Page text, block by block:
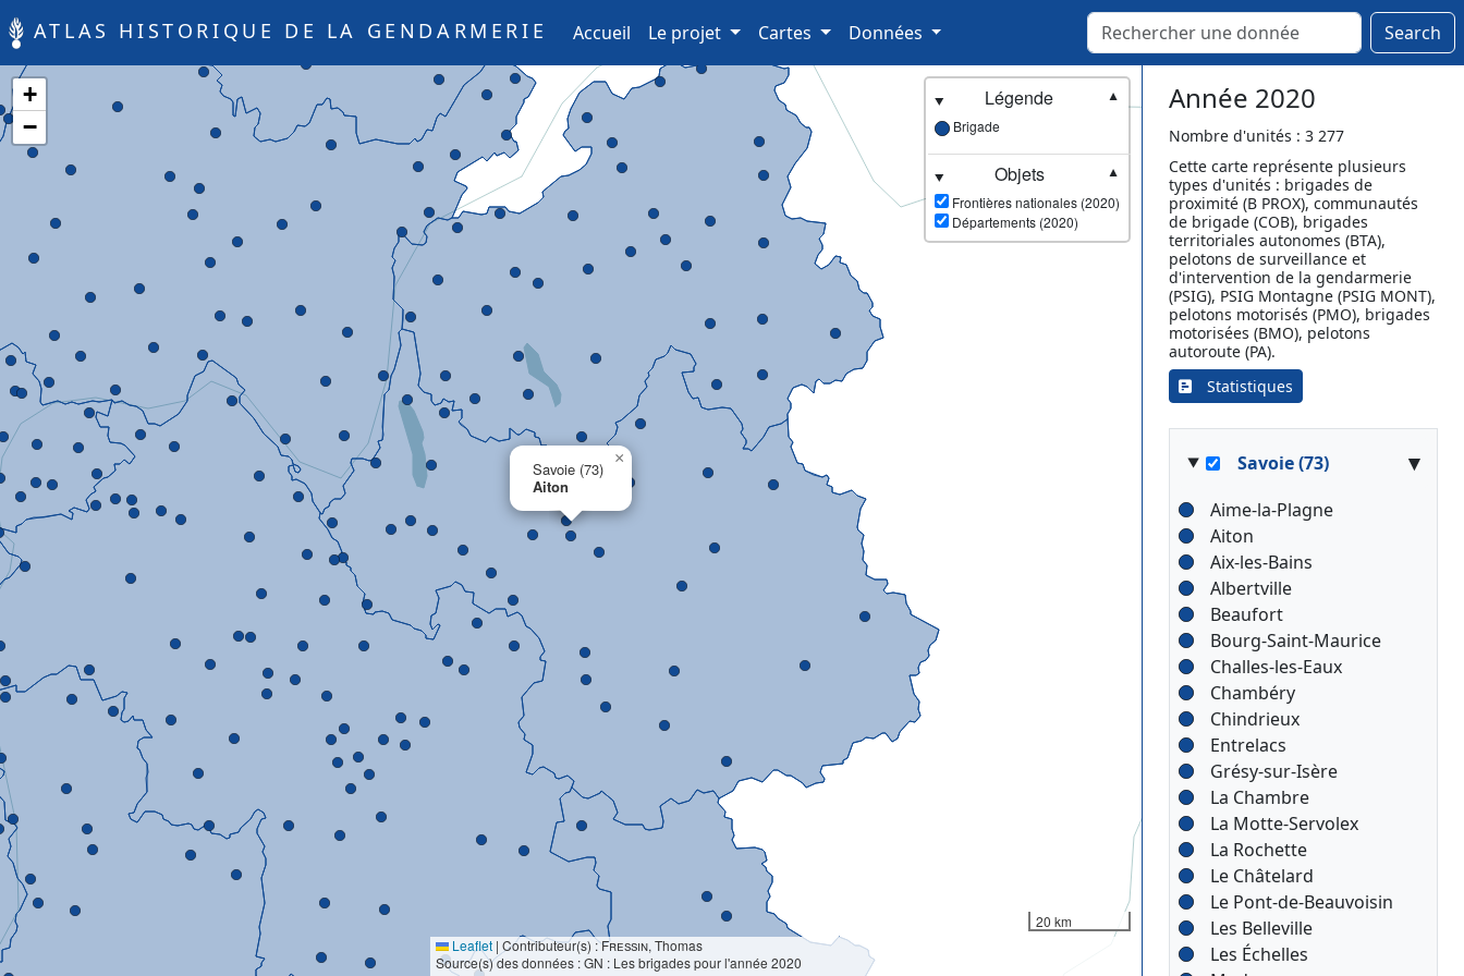
ATLAS HISTORIQUE DE LA GENDARMERIE Accueil (current)
Le projet Cartes Données Search
Savoie (73)
Aiton
×
+
−
Légende
▼
Brigade
Objets
▼
Frontières nationales (2020)
Départements (2020)
20 km
Leaflet | Contributeur(s) :Fressin, Thomas
Source(s) des données : GN : Les brigades pour l'année 2020
Année 2020
Nombre d'unités : 3 277
Cette carte représente plusieurs
types d'unités : brigades de
proximité (B PROX), communautés
de brigade (COB), brigades
territoriales autonomes (BTA),
pelotons de surveillance et
d'intervention de la gendarmerie
(PSIG), PSIG Montagne (PSIG MONT),
pelotons motorisés (PMO), brigades
motorisées (BMO), pelotons
autoroute (PA).
Statistiques
Mayet
Moncé-en-Belin
Montmirail
Noyen-sur-Sarthe
Oisseau-le-Petit
Parigné-l'Évêque
Pontvallain
Sablé-sur-Sarthe
Saint-Calais
Saint-Mars-la-Brière
Saint-Saturnin
Savigné-l'Évêque
Sillé-le-Guillaume
Vibraye
Savoie (73) ▾
Aime-la-Plagne
Aiton
Aix-les-Bains
Albertville
Beaufort
Bourg-Saint-Maurice
Challes-les-Eaux
Chambéry
Chindrieux
Entrelacs
Grésy-sur-Isère
La Chambre
La Motte-Servolex
La Rochette
Le Châtelard
Le Pont-de-Beauvoisin
Les Belleville
Les Échelles